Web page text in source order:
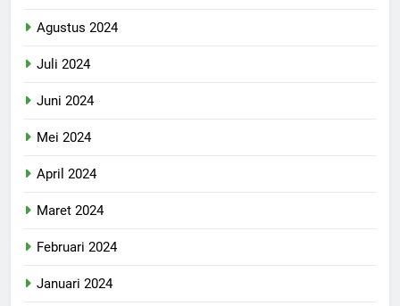
Agustus 2024
Juli 2024
Juni 2024
Mei 2024
April 2024
Maret 2024
Februari 2024
Januari 2024